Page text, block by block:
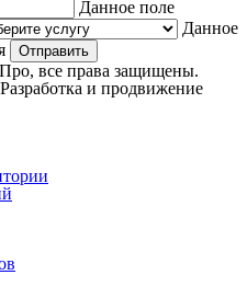
Данное поле
Данное
Отправить
все права защищены.
Разработка и продвижение